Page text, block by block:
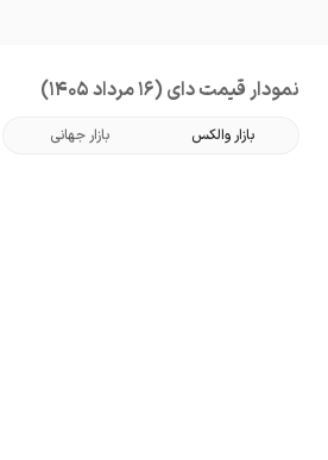
نمودار قیمت دای (16 مرداد 1405)
بازار والکس بازار جهانی